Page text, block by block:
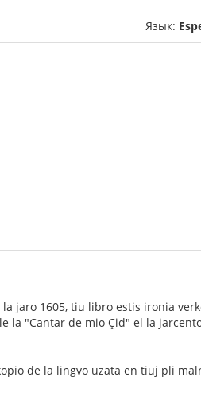
Язык:
jaro 1605, tiu libro estis ironia
la "Cantar de mio Çid" el la
de la lingvo uzata en tiuj pli